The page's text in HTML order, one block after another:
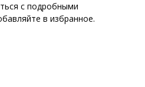
с подробными
в избранное.